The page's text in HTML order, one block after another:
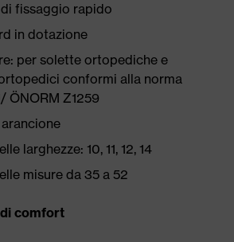
fissaggio rapido
in dotazione
per solette ortopediche e
conformi alla norma
ÖNORM Z1259
larghezze: 10, 11, 12, 14
misure da 35 a 52
comfort